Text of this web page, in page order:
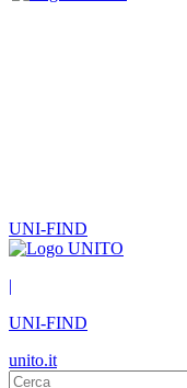
UNI-FIND
|
UNI-FIND
unito.it